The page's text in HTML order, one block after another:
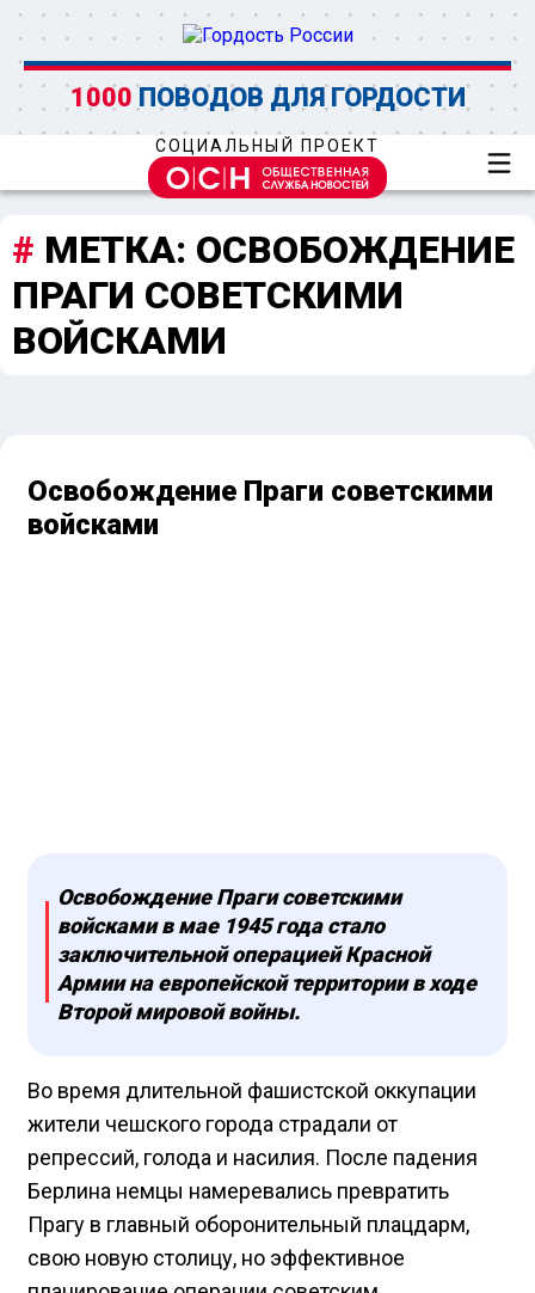
1000 ПОВОДОВ ДЛЯ ГОРДОСТИ
СОЦИАЛЬНЫЙ ПРОЕКТ
МЕТКА: ОСВОБОЖДЕНИЕ
ПРАГИ СОВЕТСКИМИ
ВОЙСКАМИ
Освобождение Праги советскими
войсками
Освобождение Праги советскими
войсками в мае 1945 года стало
заключительной операцией Красной
Армии на европейской территории в ходе
Второй мировой войны.
Во время длительной фашистской оккупации
жители чешского города страдали от
репрессий, голода и насилия. После падения
Берлина немцы намеревались превратить
Прагу в главный оборонительный плацдарм,
свою новую столицу, но эффективное